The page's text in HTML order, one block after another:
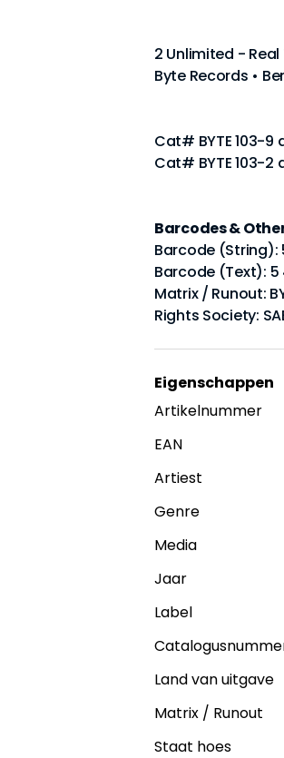
2 Unlimited - Real
Byte Records •
Cat# BYTE 103-
Cat# BYTE 103-2
Barcodes &
Barcode (String):
Barcode (Text): 5
Matrix / Runout:
Rights Society:
Eigenschappen
Artikelnummer
EAN
Artiest
Genre
Media
Jaar
Label
Land van uitgave
Matrix / Runout
Staat hoes